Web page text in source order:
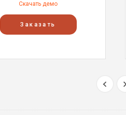
Скачать демо
Заказать